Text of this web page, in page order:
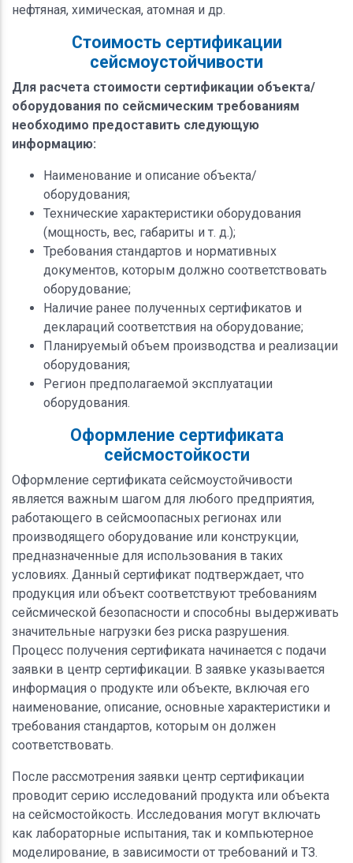
нефтяная, химическая, атомная и др.
Стоимость сертификации
сейсмоустойчивости
Для расчета стоимости сертификации объекта/
оборудования по сейсмическим требованиям
необходимо предоставить следующую
информацию:
Наименование и описание объекта/
оборудования;
Технические характеристики оборудования
(мощность, вес, габариты и т. д.);
Требования стандартов и нормативных
документов, которым должно соответствовать
оборудование;
Наличие ранее полученных сертификатов и
деклараций соответствия на оборудование;
Планируемый объем производства и реализации
оборудования;
Регион предполагаемой эксплуатации
оборудования.
Оформление сертификата
сейсмостойкости
Оформление сертификата сейсмоустойчивости
является важным шагом для любого предприятия,
работающего в сейсмоопасных регионах или
производящего оборудование или конструкции,
предназначенные для использования в таких
условиях. Данный сертификат подтверждает, что
продукция или объект соответствуют требованиям
сейсмической безопасности и способны выдерживать
значительные нагрузки без риска разрушения.
Процесс получения сертификата начинается с подачи
заявки в центр сертификации. В заявке указывается
информация о продукте или объекте, включая его
наименование, описание, основные характеристики и
требования стандартов, которым он должен
соответствовать.
После рассмотрения заявки центр сертификации
проводит серию исследований продукта или объекта
на сейсмостойкость. Исследования могут включать
как лабораторные испытания, так и компьютерное
моделирование, в зависимости от требований и ТЗ.